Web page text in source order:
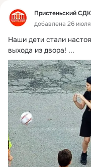
Пристеньский СДК
добавлена 26 июля
Наши дети стали
выхода из двора! ...